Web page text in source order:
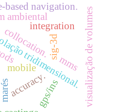
mobile
marés tridimensional.
sig-3d visualização de volumes
ambiental
integration
accuracy.
collocation.
mms
gps/ins
based navigation.